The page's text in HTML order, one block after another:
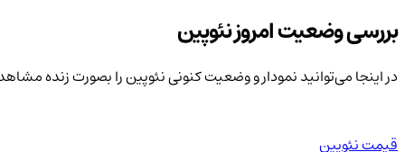
بررسی وضعیت امروز نئوپین
در اینجا می‌توانید نمودار و وضعیت کنونی نئوپین را بصورت زنده
قیمت نئوپین